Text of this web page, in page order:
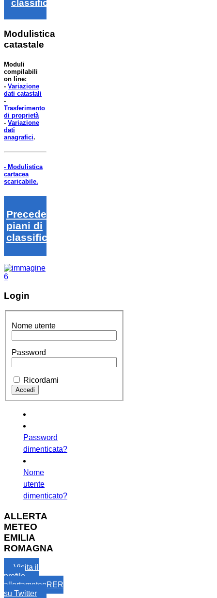
classifica
Modulistica
catastale
Moduli
compilabili
on line:
- Variazione
dati catastali
-
Trasferimento
di proprietà
- Variazione
dati
anagrafici.
- Modulistica
cartacea
scaricabile.
Precedenti
piani di
classifica
Login
Nome utente
Password
Ricordami
Password
dimenticata?
Nome
utente
dimenticato?
ALLERTA
METEO
EMILIA
ROMAGNA
Visita il
profilo
allertameteoRER
su Twitter